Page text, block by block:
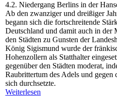
4.2. Niedergang Berlins in der
Ab den zwanziger und dreißiger
begann sich die fortschreitende
Deutschland und damit auch in der
den Städten zu Gunsten der
König Sigismund wurde der
Hohenzollern als Statthalter
gegenüber den Städten moderat,
Raubrittertum des Adels und gegen
sich durchsetzte.
Weiterlesen